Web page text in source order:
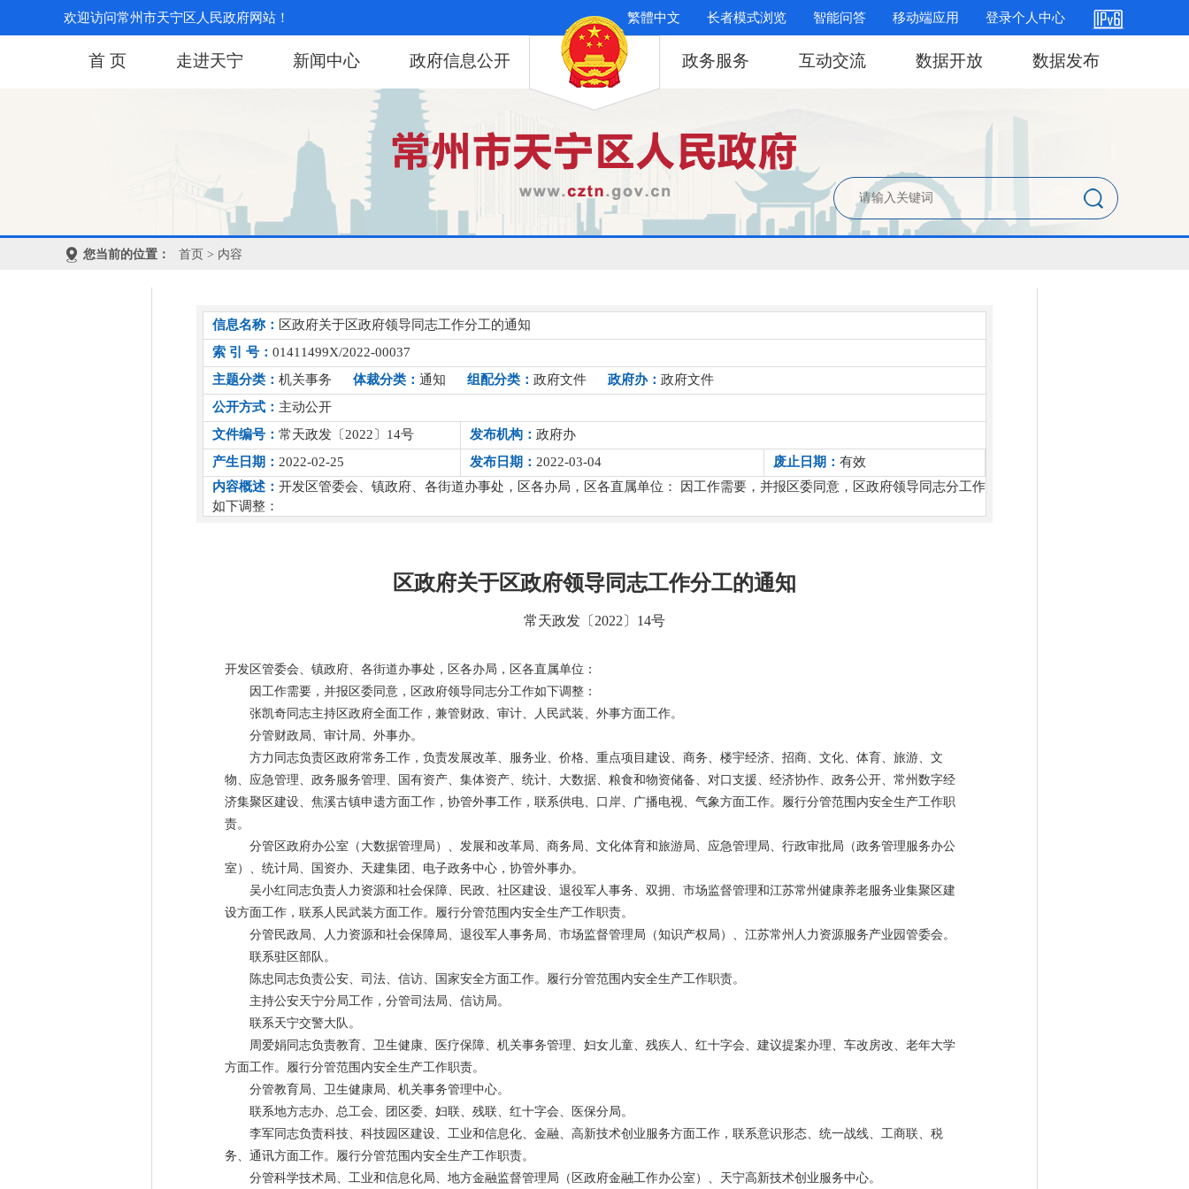
欢迎访问常州市天宁区人民政府网站！ 繁體中文 长者模式浏览 智能问答 移动端应用 登录个人中心
首 页 走进天宁 新闻中心 政府信息公开 政务服务 互动交流 数据开放 数据发布
您当前的位置： 首页 > 内容
信息名称： 区政府关于区政府领导同志工作分工的通知
索 引 号： 01411499X/2022-00037
主题分类： 机关事务 体裁分类： 通知 组配分类： 政府文件 政府办： 政府文件
公开方式： 主动公开
文件编号： 常天政发〔2022〕14号 发布机构： 政府办
产生日期： 2022-02-25 发布日期： 2022-03-04 废止日期： 有效
内容概述： 开发区管委会、镇政府、各街道办事处，区各办局，区各直属单位： 因工作需要，并报区委同意，区政府领导同志分工作
如下调整：
区政府关于区政府领导同志工作分工的通知
常天政发〔2022〕14号
开发区管委会、镇政府、各街道办事处，区各办局，区各直属单位：
因工作需要，并报区委同意，区政府领导同志分工作如下调整：
张凯奇同志主持区政府全面工作，兼管财政、审计、人民武装、外事方面工作。
分管财政局、审计局、外事办。
方力同志负责区政府常务工作，负责发展改革、服务业、价格、重点项目建设、商务、楼宇经济、招商、文化、体育、旅游、文
物、应急管理、政务服务管理、国有资产、集体资产、统计、大数据、粮食和物资储备、对口支援、经济协作、政务公开、常州数字经
济集聚区建设、焦溪古镇申遗方面工作，协管外事工作，联系供电、口岸、广播电视、气象方面工作。履行分管范围内安全生产工作职
责。
分管区政府办公室（大数据管理局）、发展和改革局、商务局、文化体育和旅游局、应急管理局、行政审批局（政务管理服务办公
室）、统计局、国资办、天建集团、电子政务中心，协管外事办。
吴小红同志负责人力资源和社会保障、民政、社区建设、退役军人事务、双拥、市场监督管理和江苏常州健康养老服务业集聚区建
设方面工作，联系人民武装方面工作。履行分管范围内安全生产工作职责。
分管民政局、人力资源和社会保障局、退役军人事务局、市场监督管理局（知识产权局）、江苏常州人力资源服务产业园管委会。
联系驻区部队。
陈忠同志负责公安、司法、信访、国家安全方面工作。履行分管范围内安全生产工作职责。
主持公安天宁分局工作，分管司法局、信访局。
联系天宁交警大队。
周爱娟同志负责教育、卫生健康、医疗保障、机关事务管理、妇女儿童、残疾人、红十字会、建议提案办理、车改房改、老年大学
方面工作。履行分管范围内安全生产工作职责。
分管教育局、卫生健康局、机关事务管理中心。
联系地方志办、总工会、团区委、妇联、残联、红十字会、医保分局。
李军同志负责科技、科技园区建设、工业和信息化、金融、高新技术创业服务方面工作，联系意识形态、统一战线、工商联、税
务、通讯方面工作。履行分管范围内安全生产工作职责。
分管科学技术局、工业和信息化局、地方金融监督管理局（区政府金融工作办公室）、天宁高新技术创业服务中心。